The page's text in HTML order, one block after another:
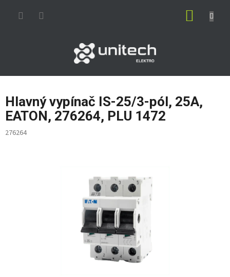
Hlavný vypínač IS-25/3-pól, 25A,
EATON, 276264, PLU 1472
276264